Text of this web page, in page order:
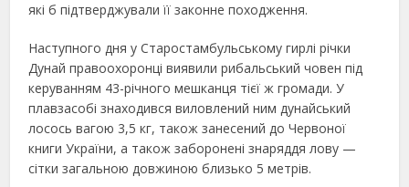
які б підтверджували її законне походження.
Наступного дня у Старостамбульському гирлі річки
Дунай правоохоронці виявили рибальський човен під
керуванням 43-річного мешканця тієї ж громади. У
плавзасобі знаходився виловлений ним дунайський
лосось вагою 3,5 кг, також занесений до Червоної
книги України, а також заборонені знаряддя лову —
сітки загальною довжиною близько 5 метрів.